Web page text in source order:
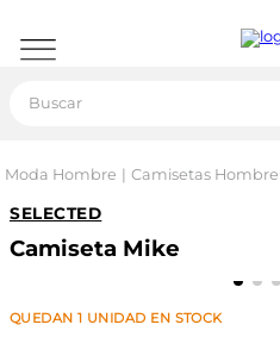
Moda Hombre Camisetas Hombre
SELECTED
Camiseta Mike
QUEDAN1 UNIDAD EN STOCK